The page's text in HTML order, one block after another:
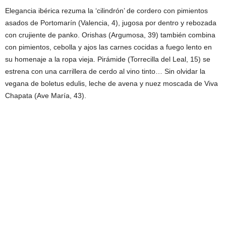
Elegancia ibérica rezuma la ‘cilindrón’ de cordero con pimientos
asados de Portomarín (Valencia, 4), jugosa por dentro y rebozada
con crujiente de panko. Orishas (Argumosa, 39) también combina
con pimientos, cebolla y ajos las carnes cocidas a fuego lento en
su homenaje a la ropa vieja. Pirámide (Torrecilla del Leal, 15) se
estrena con una carrillera de cerdo al vino tinto… Sin olvidar la
vegana de boletus edulis, leche de avena y nuez moscada de Viva
Chapata (Ave María, 43).